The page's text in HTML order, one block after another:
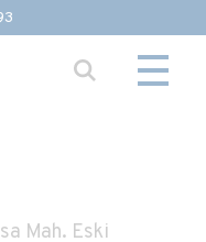
Mah. Eski